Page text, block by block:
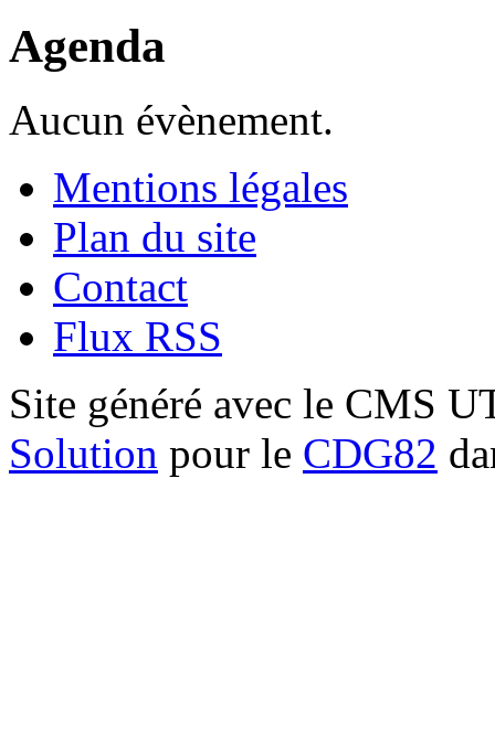
Agenda
Aucun évènement.
Mentions légales
Plan du site
Contact
Flux RSS
Site généré avec le CMS
Solution pour le CDG82